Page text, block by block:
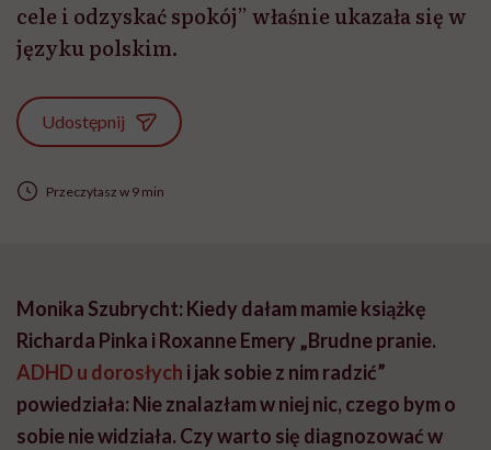
cele i odzyskać spokój” właśnie ukazała się w
języku polskim.
Udostępnij
Przeczytasz w 9 min
Monika Szubrycht: Kiedy dałam mamie książkę
Richarda Pinka i Roxanne Emery „Brudne pranie.
ADHD u dorosłych i jak sobie z nim radzić”
powiedziała: Nie znalazłam w niej nic, czego bym o
sobie nie widziała. Czy warto się diagnozować w